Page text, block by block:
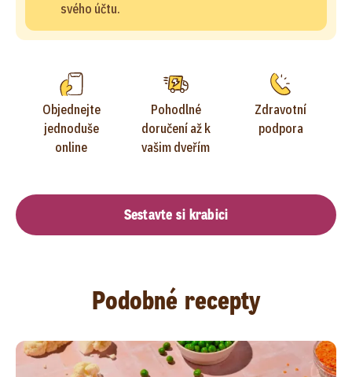
svého účtu.
Objednejte
jednoduše
online
Pohodlné
doručení až k
vašim dveřím
Zdravotní
podpora
Sestavte si krabici
Podobné recepty